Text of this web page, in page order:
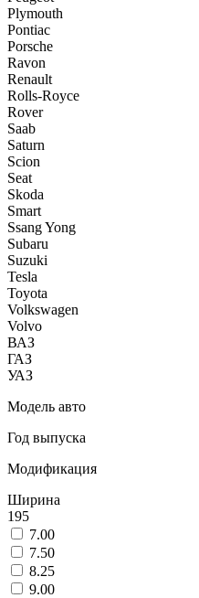
Plymouth
Pontiac
Porsche
Ravon
Renault
Rolls-Royce
Rover
Saab
Saturn
Scion
Seat
Skoda
Smart
Ssang Yong
Subaru
Suzuki
Tesla
Toyota
Volkswagen
Volvo
ВАЗ
ГАЗ
УАЗ
Модель авто
Год выпуска
Модификация
Ширина
195
7.00
7.50
8.25
9.00